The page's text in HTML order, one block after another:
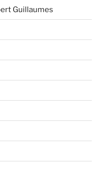
Guillaumes